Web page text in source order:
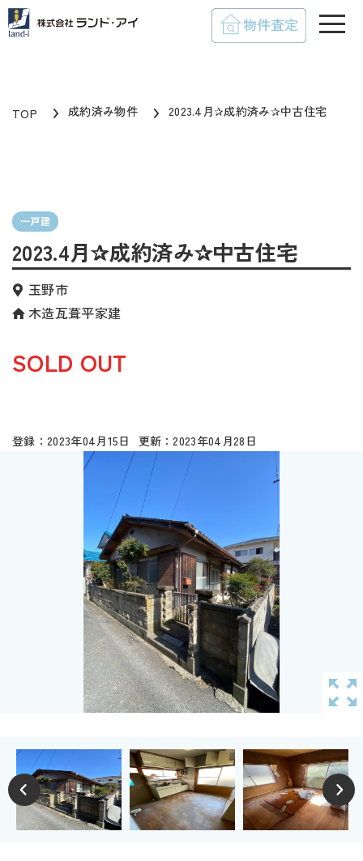
TOP 成約済み物件 2023.4月✰成約済み✰中古住宅
一戸建
2023.4月✰成約済み✰中古住宅
玉野市
木造瓦葺平家建
SOLD OUT
2023年04月15日 2023年04月28日